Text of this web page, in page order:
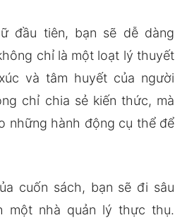
đầu tiên, bạn sẽ dễ dàng
chỉ là một loạt lý thuyết
và tâm huyết của người
chỉ chia sẻ kiến thức, mà
những hành động cụ thể để
cuốn sách, bạn sẽ đi sâu
một nhà quản lý thực thụ.